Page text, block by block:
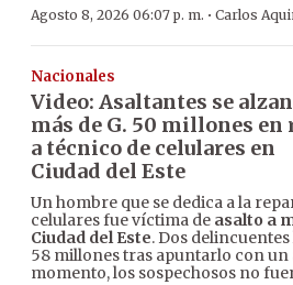
Agosto 8, 2026 06:07 p. m. · Carlos
Nacionales
Video: Asaltantes se
más de G. 50 millones en
a técnico de celulares en
Ciudad del Este
Un hombre que se dedica a la
celulares fue víctima de asalto a
Ciudad del Este. Dos
58 millones tras apuntarlo con un
momento, los sospechosos no